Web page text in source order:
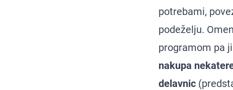
potrebami,
podeželju.
programom pa
nakupa
delavnic